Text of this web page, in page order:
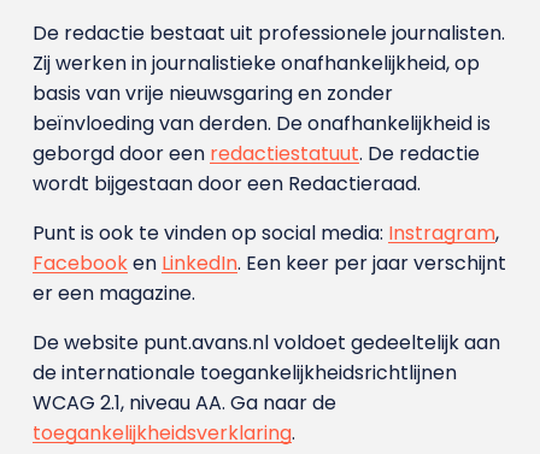
De redactie bestaat uit professionele journalisten.
Zij werken in journalistieke onafhankelijkheid, op
basis van vrije nieuwsgaring en zonder
beïnvloeding van derden. De onafhankelijkheid is
geborgd door een redactiestatuut. De redactie
wordt bijgestaan door een Redactieraad.
Punt is ook te vinden op social media: Instragram,
Facebooken LinkedIn. Een keer per jaar verschijnt
er een magazine.
De website punt.avans.nl voldoet gedeeltelijk aan
de internationale toegankelijkheidsrichtlijnen
WCAG 2.1, niveau AA. Ga naar de
toegankelijkheidsverklaring.